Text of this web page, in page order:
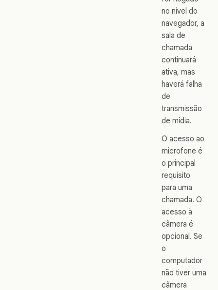
no nível do
navegador, a
sala de
chamada
continuará
ativa, mas
haverá falha
de
transmissão
de mídia.
O acesso ao
microfone é
o principal
requisito
para uma
chamada. O
acesso à
câmera é
opcional. Se
o
computador
não tiver uma
câmera